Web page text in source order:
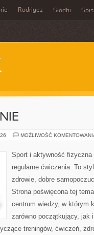
Rodrigez Słodki Spis
MOŻLIWOŚĆ
Sport i aktywność
regularne ćwiczenia. To
zdrowie, dobre
Strona poświęcona tej
centrum wiedzy, w którym
zarówno początkujący, jak
treningów, ćwiczeń,